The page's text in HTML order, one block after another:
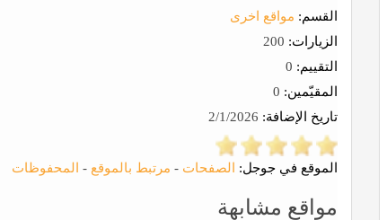
القسم: مواقع اخرى
الزيارات:
التقييم:
المقيّمين:
تاريخ الإضافة:
الموقع في جوجل: الصفحات - مرتبط بالموقع - المحفوظات
مواقع مشابهة